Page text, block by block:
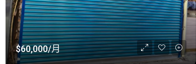
$60,000/月